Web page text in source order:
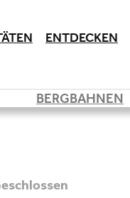
ENTDECKEN
BERGBAHNEN
geschlossen